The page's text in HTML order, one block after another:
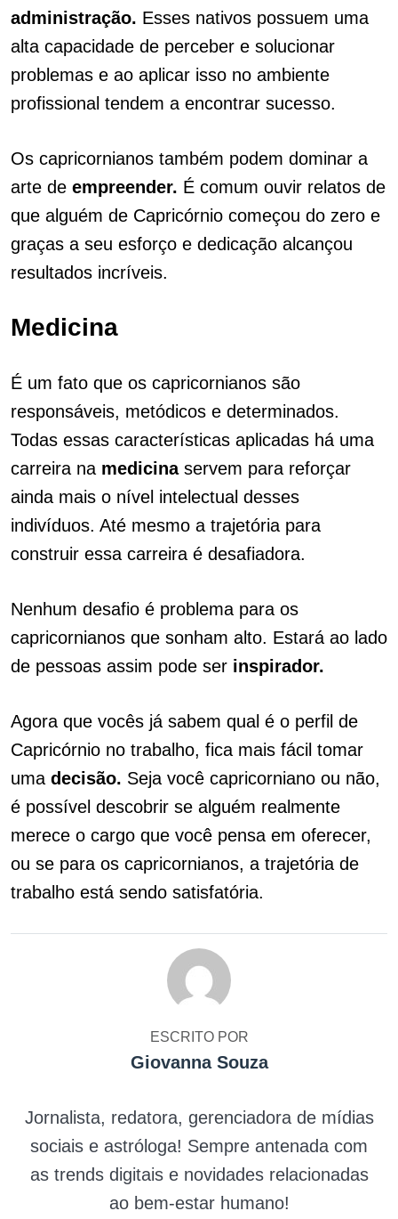
administração. Esses nativos possuem uma
alta capacidade de perceber e solucionar
problemas e ao aplicar isso no ambiente
profissional tendem a encontrar sucesso.
Os capricornianos também podem dominar a
arte de empreender. É comum ouvir relatos de
que alguém de Capricórnio começou do zero e
graças a seu esforço e dedicação alcançou
resultados incríveis.
Medicina
É um fato que os capricornianos são
responsáveis, metódicos e determinados.
Todas essas características aplicadas há uma
carreira na medicinaservem para reforçar
ainda mais o nível intelectual desses
indivíduos. Até mesmo a trajetória para
construir essa carreira é desafiadora.
Nenhum desafio é problema para os
capricornianos que sonham alto. Estará ao lado
de pessoas assim pode ser inspirador.
Agora que vocês já sabem qual é o perfil de
Capricórnio no trabalho, fica mais fácil tomar
uma decisão. Seja você capricorniano ou não,
é possível descobrir se alguém realmente
merece o cargo que você pensa em oferecer,
ou se para os capricornianos, a trajetória de
trabalho está sendo satisfatória.
ESCRITO POR
Giovanna Souza
Jornalista, redatora, gerenciadora de mídias
sociais e astróloga! Sempre antenada com
as trends digitais e novidades relacionadas
ao bem-estar humano!